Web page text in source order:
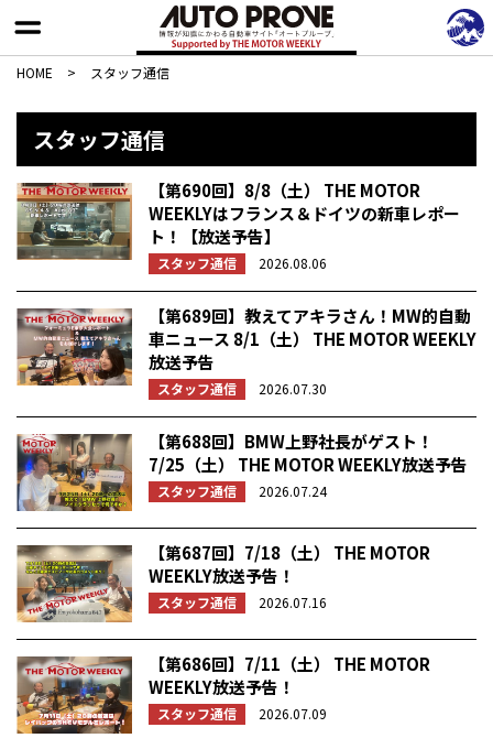
HOME > スタッフ通信
スタッフ通信
【第690回】8/8（土） THE MOTOR
WEEKLYはフランス＆ドイツの新車レポー
ト！【放送予告】
スタッフ通信 2026.08.06
【第689回】教えてアキラさん！MW的自動
車ニュース 8/1（土） THE MOTOR WEEKLY
放送予告
スタッフ通信 2026.07.30
【第688回】BMW上野社長がゲスト！
7/25（土） THE MOTOR WEEKLY放送予告
スタッフ通信 2026.07.24
【第687回】7/18（土） THE MOTOR
WEEKLY放送予告！
スタッフ通信 2026.07.16
【第686回】7/11（土） THE MOTOR
WEEKLY放送予告！
スタッフ通信 2026.07.09